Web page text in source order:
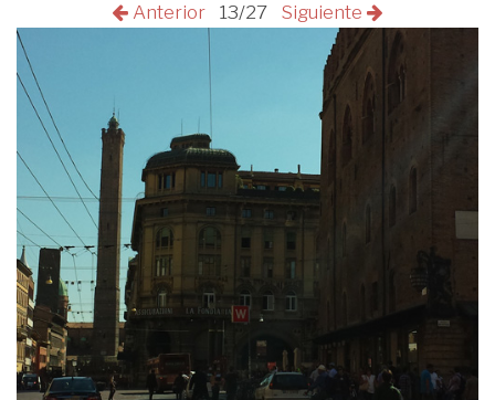
Anterior 13/27 Siguiente